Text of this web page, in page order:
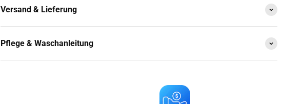
Versand & Lieferung
Pflege & Waschanleitung